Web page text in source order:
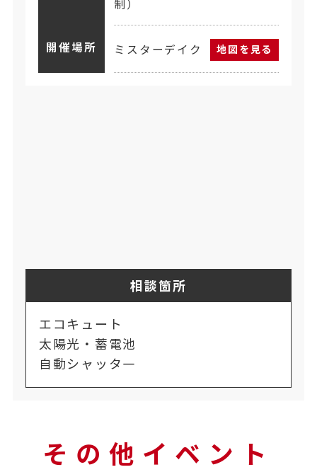
制）
開催場所 ミスターデイク 地図を見る
相談箇所
エコキュート
太陽光・蓄電池
自動シャッタ―
その他イベント